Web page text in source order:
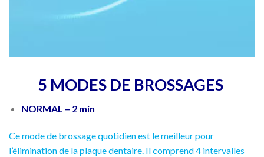
5 MODES DE BROSSAGES
NORMAL – 2 min
Ce mode de brossage quotidien est le meilleur pour
l’élimination de la plaque dentaire. Il comprend 4 intervalles